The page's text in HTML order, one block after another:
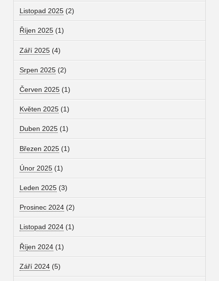
Listopad 2025(2)
Říjen 2025(1)
Září 2025(4)
Srpen 2025(2)
Červen 2025(1)
Květen 2025(1)
Duben 2025(1)
Březen 2025(1)
Únor 2025(1)
Leden 2025(3)
Prosinec 2024(2)
Listopad 2024(1)
Říjen 2024(1)
Září 2024(5)